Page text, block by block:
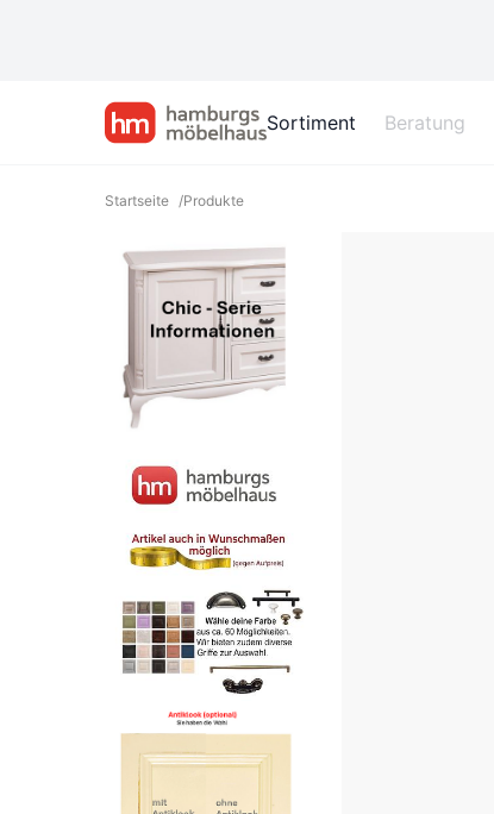
Sortiment Beratung
Startseite /Produkte